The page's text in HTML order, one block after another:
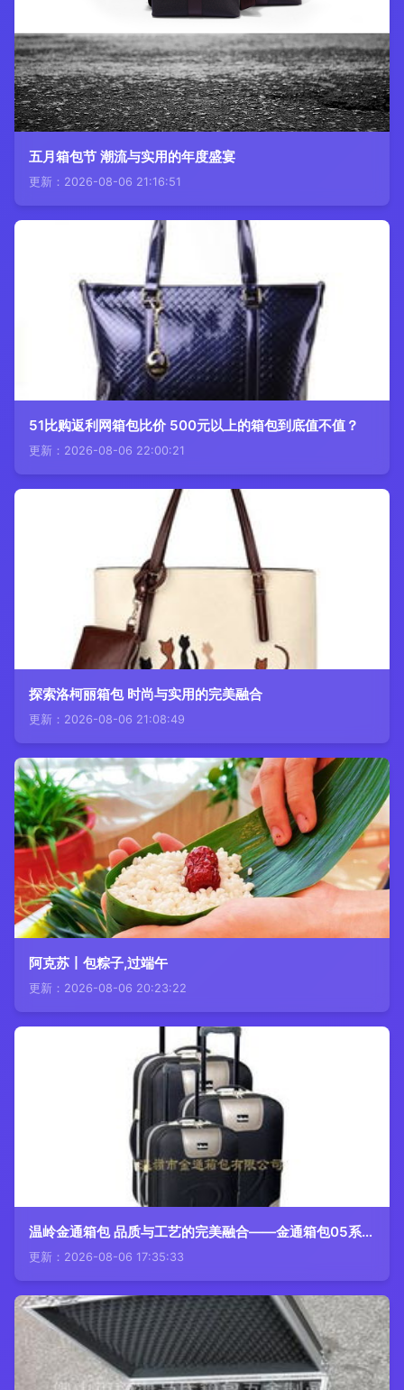
五月箱包节 潮流与实用的年度盛宴
更新：2026-08-06 21:16:51
51比购返利网箱包比价 500元以上的箱包到底值不值？
更新：2026-08-06 22:00:21
探索洛柯丽箱包 时尚与实用的完美融合
更新：2026-08-06 21:08:49
阿克苏丨包粽子,过端午
更新：2026-08-06 20:23:22
温岭金通箱包 品质与工艺的完美融合——金通箱包05系列高清赏析
更新：2026-08-06 17:35:33